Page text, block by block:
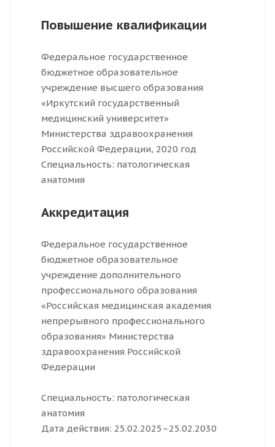
Повышение квалификации
Федеральное государственное
бюджетное образовательное
учреждение высшего образования
«Иркутский государственный
медицинский университет»
Министерства здравоохранения
Российской Федерации, 2020 год
Специальность: патологическая
анатомия
Аккредитация
Федеральное государственное
бюджетное образовательное
учреждение дополнительного
профессионального образования
«Российская медицинская академия
непрерывного профессионального
образования» Министерства
здравоохранения Российской
Федерации
Специальность: патологическая
анатомия
Дата действия: 25.02.2025–25.02.2030